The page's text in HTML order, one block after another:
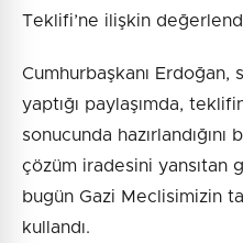
Teklifi’ne ilişkin
Cumhurbaşkanı Erdoğan,
yaptığı paylaşımda,
sonucunda
çözüm iradesini yansıtan
bugün Gazi Meclisimizin
kullandı.